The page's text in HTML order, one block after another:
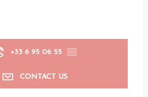
+33 6 95 06 55 ▒▒
CONTACT US